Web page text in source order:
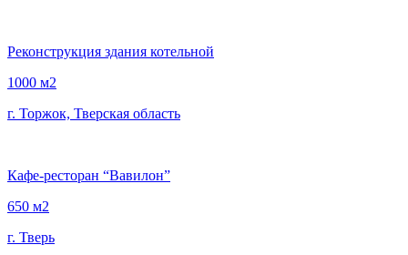
Реконструкция здания котельной
1000 м2
г. Торжок, Тверская область
Кафе-ресторан “Вавилон”
650 м2
г. Тверь